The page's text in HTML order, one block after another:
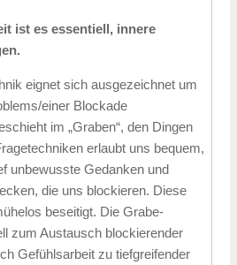
ist es essentiell, innere
eignet sich ausgezeichnet um
einer Blockade
im „Graben“, den Dingen
erlaubt uns bequem,
unbewusste Gedanken und
die uns blockieren. Diese
beseitigt. Die Grabe-
zum Austausch blockierender
Gefühlsarbeit zu tiefgreifender